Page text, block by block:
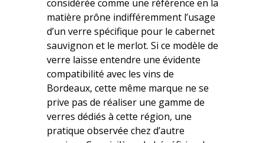
considérée comme une référence en la
matière prône indifféremment l’usage
d’un verre spécifique pour le cabernet
sauvignon et le merlot. Si ce modèle de
verre laisse entendre une évidente
compatibilité avec les vins de
Bordeaux, cette même marque ne se
prive pas de réaliser une gamme de
verres dédiés à cette région, une
pratique observée chez d’autre